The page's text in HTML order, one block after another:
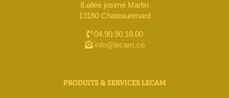
8.allée josime Martin
13160 Chateaurenard
04.90.90.18.00
info@lecam.co
PRODUITS & SERVICES LECAM